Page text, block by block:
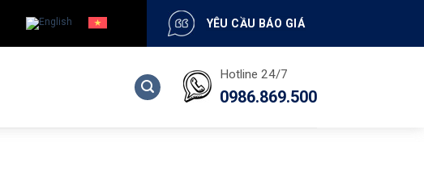
YÊU CẦU BÁO GIÁ
Hotline 24/7
0986.869.500